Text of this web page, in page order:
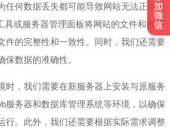
任何数据丢失都可能导致网站无法正常运
具或服务器管理面板将网站的文件和数据
件的完整性和一致性。同时，我们还需要
数据的准确性。
时，我们需要在新服务器上安装与原服务
服务器和数据库管理系统等环境，以确保
行。此外，我们还需要根据实际需求调整